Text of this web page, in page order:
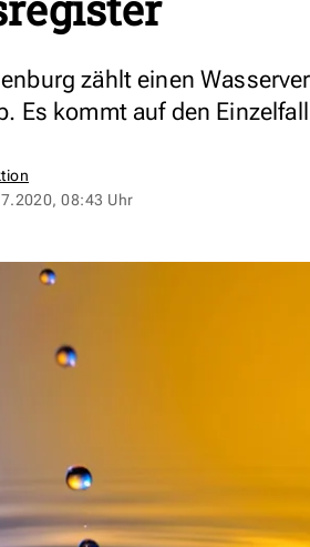
zählt einen
Es kommt auf den
08:43 Uhr